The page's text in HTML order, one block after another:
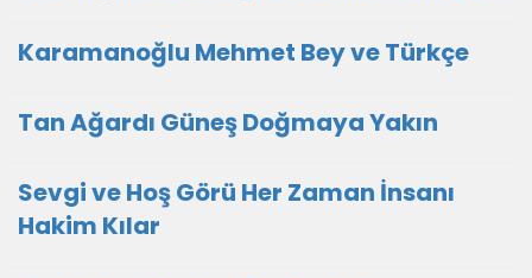
Karamanoğlu Mehmet Bey ve Türkçe
Tan Ağardı Güneş Doğmaya Yakın
Sevgi ve Hoş Görü Her Zaman İnsanı
Hakim Kılar